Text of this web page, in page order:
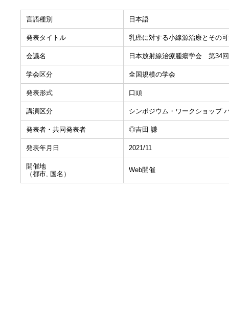
言語種別 日本語
発表タイトル 乳癌に対する小線源治療とその
会議名 日本放射線治療腫瘍学会 第34
学会区分 全国規模の学会
発表形式 口頭
講演区分 シンポジウム・ワークショップ
発表者・共同発表者 ◎吉田 謙
発表年月日 2021/11
開催地
（都市, 国名）
Web開催